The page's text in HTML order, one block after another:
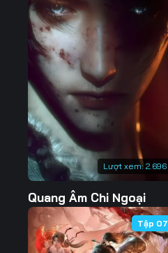
Lượt xem: 2.696
Quang Âm Chi Ngoại
Tập 07